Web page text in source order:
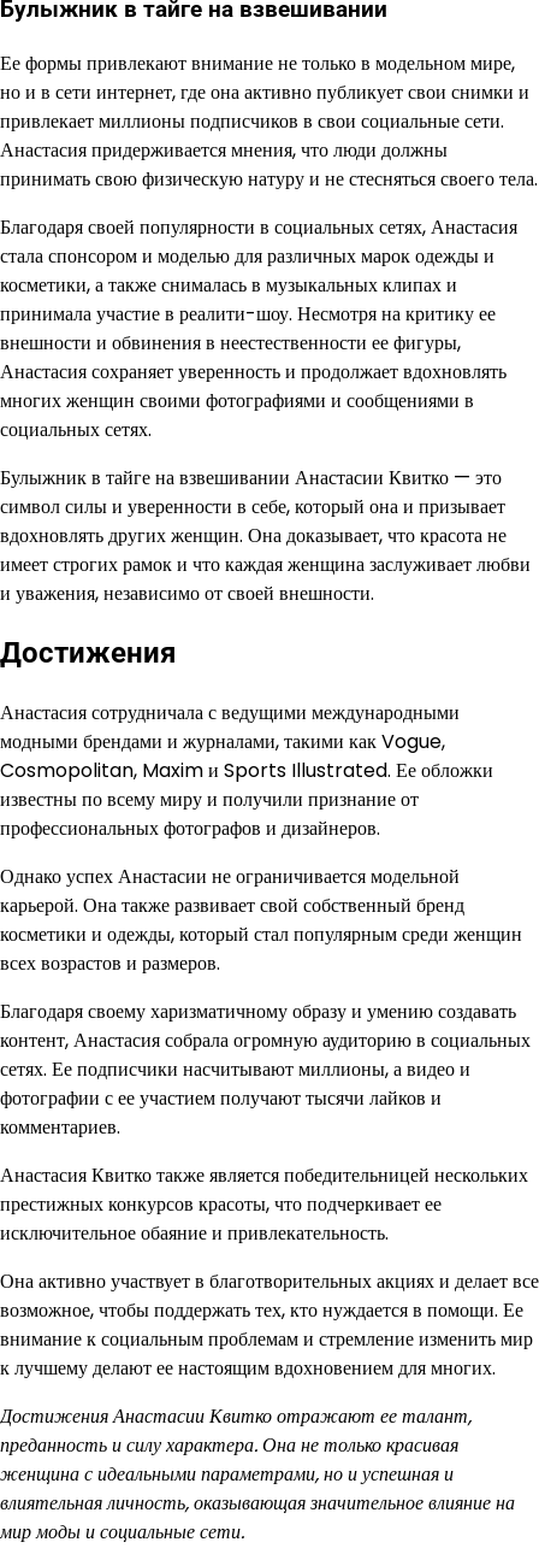
Булыжник в тайге на взвешивании
Ее формы привлекают внимание не только в модельном мире,
но и в сети интернет, где она активно публикует свои снимки и
привлекает миллионы подписчиков в свои социальные сети.
Анастасия придерживается мнения, что люди должны
принимать свою физическую натуру и не стесняться своего тела.
Благодаря своей популярности в социальных сетях, Анастасия
стала спонсором и моделью для различных марок одежды и
косметики, а также снималась в музыкальных клипах и
принимала участие в реалити-шоу. Несмотря на критику ее
внешности и обвинения в неестественности ее фигуры,
Анастасия сохраняет уверенность и продолжает вдохновлять
многих женщин своими фотографиями и сообщениями в
социальных сетях.
Булыжник в тайге на взвешивании Анастасии Квитко — это
символ силы и уверенности в себе, который она и призывает
вдохновлять других женщин. Она доказывает, что красота не
имеет строгих рамок и что каждая женщина заслуживает любви
и уважения, независимо от своей внешности.
Достижения
Анастасия сотрудничала с ведущими международными
модными брендами и журналами, такими как Vogue,
Cosmopolitan, Maxim и Sports Illustrated. Ее обложки
известны по всему миру и получили признание от
профессиональных фотографов и дизайнеров.
Однако успех Анастасии не ограничивается модельной
карьерой. Она также развивает свой собственный бренд
косметики и одежды, который стал популярным среди женщин
всех возрастов и размеров.
Благодаря своему харизматичному образу и умению создавать
контент, Анастасия собрала огромную аудиторию в социальных
сетях. Ее подписчики насчитывают миллионы, а видео и
фотографии с ее участием получают тысячи лайков и
комментариев.
Анастасия Квитко также является победительницей нескольких
престижных конкурсов красоты, что подчеркивает ее
исключительное обаяние и привлекательность.
Она активно участвует в благотворительных акциях и делает все
возможное, чтобы поддержать тех, кто нуждается в помощи. Ее
внимание к социальным проблемам и стремление изменить мир
к лучшему делают ее настоящим вдохновением для многих.
Достижения Анастасии Квитко отражают ее талант,
преданность и силу характера. Она не только красивая
женщина с идеальными параметрами, но и успешная и
влиятельная личность, оказывающая значительное влияние на
мир моды и социальные сети.